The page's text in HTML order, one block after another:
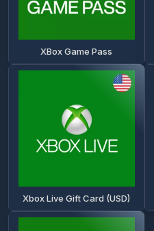
XBox Game Pass
Xbox Live Gift Card (USD)